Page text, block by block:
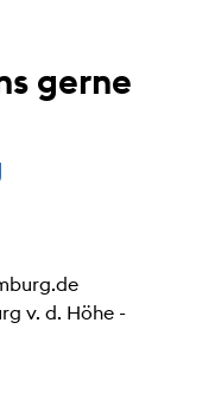
gerne
v. d. Höhe -